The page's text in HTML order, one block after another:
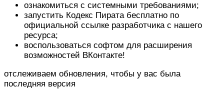
ознакомиться с системными требованиями;
запустить Кодекс Пирата бесплатно по
официальной ссылке разработчика с нашего
ресурса;
воспользоваться софтом для расширения
возможностей ВКонтакте!
отслеживаем обновления, чтобы у вас была
последняя версия